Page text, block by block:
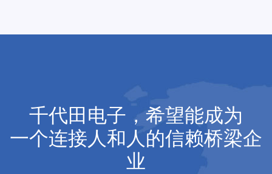
千代田电子，希望能成为
一个连接人和人的信赖桥梁企
业